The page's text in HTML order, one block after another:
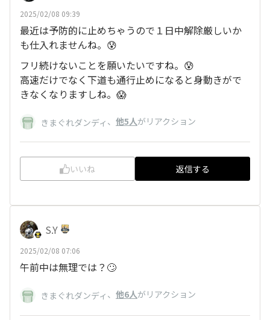
2025/02/08 09:39
最近は予防的に止めちゃうので１日中解除厳しいか
も仕入れませんね。😰
フリ続けないことを願いたいですね。😰
高速だけでなく下道も通行止めになると身動きがで
きなくなりますしね。😱
きまぐれダンディ 、 他5人がリアクション
いいね 返信する
S.Y
2025/02/08 07:06
午前中は無理では？🙄
きまぐれダンディ 、 他6人がリアクション